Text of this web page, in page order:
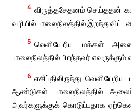
4 விருத்தசேதனம் செய்ததன்
வழியில் பாலைநிலத்தில்
5 வெளியேறிய மக்கள்
பாலைநிலத்தில் பிறந்தவர்
6 எகிப்திலிருந்து
ஆண்டுகள் பாலைநிலத்தில்
அவர்களுக்குக் கொடுப்பதாக